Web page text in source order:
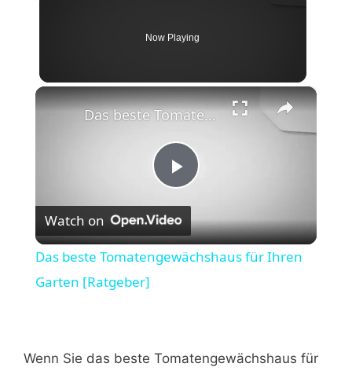
Now Playing
×
P
l
Das beste Tomatengewächshaus für Ihren Garten [Ratgeber]
Watch on
Das beste Tomatengewächshaus für Ihren
Garten [Ratgeber]
Wenn Sie das beste Tomatengewächshaus für